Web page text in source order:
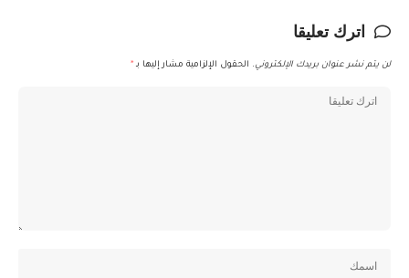
اترك تعليقا
لن يتم نشر عنوان بريدك الإلكتروني. الحقول الإلزامية مشار إليها بـ *